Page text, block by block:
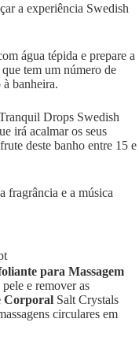
a experiência Swedish
água tépida e prepare a
tem um número de
banheira.
Drops Swedish
irá acalmar os seus
deste banho entre 15 e
fragrância e a música
para Massagem
e remover as
Corporal Salt Crystals
circulares em